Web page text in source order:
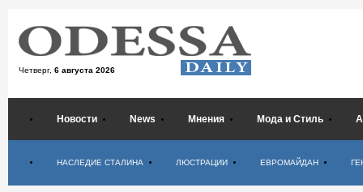
Четверг, 6 августа 2026
Новости News Мнения Мода и Стиль
НАСЛЕДИЕ СТАЛИНА ЛЮСТРАЦИИ ЕВРОМАЙДАН